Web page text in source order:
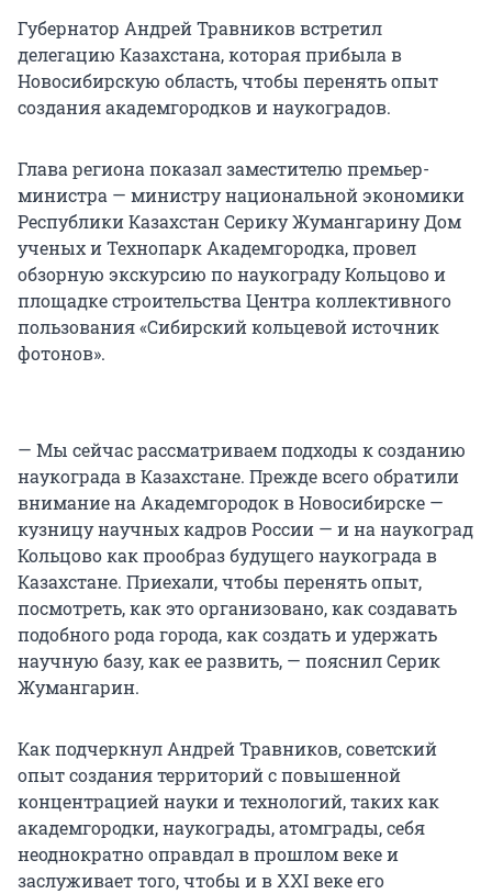
Губернатор Андрей Травников встретил
делегацию Казахстана, которая прибыла в
Новосибирскую область, чтобы перенять опыт
создания академгородков и наукоградов.
Глава региона показал заместителю премьер-
министра — министру национальной экономики
Республики Казахстан Серику Жумангарину Дом
ученых и Технопарк Академгородка, провел
обзорную экскурсию по наукограду Кольцово и
площадке строительства Центра коллективного
пользования «Сибирский кольцевой источник
фотонов».
— Мы сейчас рассматриваем подходы к созданию
наукограда в Казахстане. Прежде всего обратили
внимание на Академгородок в Новосибирске —
кузницу научных кадров России — и на наукоград
Кольцово как прообраз будущего наукограда в
Казахстане. Приехали, чтобы перенять опыт,
посмотреть, как это организовано, как создавать
подобного рода города, как создать и удержать
научную базу, как ее развить, — пояснил Серик
Жумангарин.
Как подчеркнул Андрей Травников, советский
опыт создания территорий с повышенной
концентрацией науки и технологий, таких как
академгородки, наукограды, атомграды, себя
неоднократно оправдал в прошлом веке и
заслуживает того, чтобы и в XXI веке его